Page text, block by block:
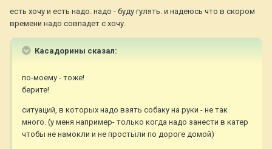
есть хочу и есть надо. надо - буду гулять. и надеюсь что в скором
времени надо совпадет с хочу.
Касадорины сказал:
по-моему - тоже!
берите!
ситуаций, в которых надо взять собаку на руки - не так
много. (у меня например- только когда надо занести в катер
чтобы не намокли и не простыли по дороге домой)